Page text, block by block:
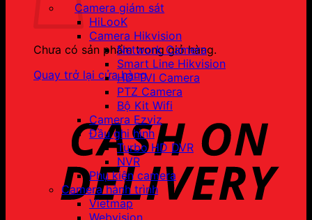
Chưa có sản phẩm trong giỏ hàng.
Quay trở lại cửa hàng
Camera giám sát
HiLooK
Camera Hikvision
Network Camera
Smart Line Hikvision
HD-TVI Camera
PTZ Camera
Bộ Kit Wifi
Camera Ezviz
Đầu ghi hình
Turbo HD DVR
NVR
Phụ kiện camera
Camera hành trình
Vietmap
Webvision